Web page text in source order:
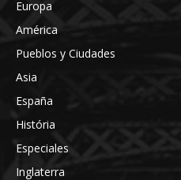
Europa
América
Pueblos y Ciudades
Asia
España
História
Especiales
Inglaterra